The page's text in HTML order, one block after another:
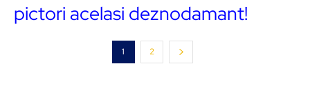
pictori acelasi deznodamant!
1 2